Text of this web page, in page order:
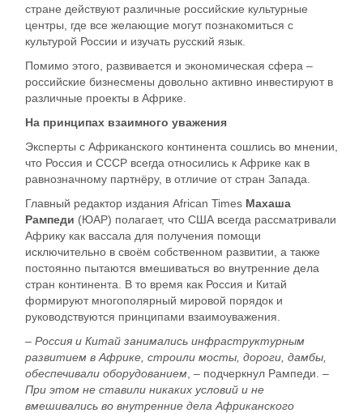
стране действуют различные российские культурные
центры, где все желающие могут познакомиться с
культурой России и изучать русский язык.
Помимо этого, развивается и экономическая сфера –
российские бизнесмены довольно активно инвестируют в
различные проекты в Африке.
На принципах взаимного уважения
Эксперты с Африканского континента сошлись во мнении,
что Россия и СССР всегда относились к Африке как в
равнозначному партнёру, в отличие от стран Запада.
Главный редактор издания African Times Махаша
Рампеди (ЮАР) полагает, что США всегда рассматривали
Африку как вассала для получения помощи
исключительно в своём собственном развитии, а также
постоянно пытаются вмешиваться во внутренние дела
стран континента. В то время как Россия и Китай
формируют многополярный мировой порядок и
руководствуются принципами взаимоуважения.
– Россия и Китай занимались инфраструктурным
развитием в Африке, строили мосты, дороги, дамбы,
обеспечивали оборудованием , – подчеркнул Рампеди. –
При этом не ставили никаких условий и не
вмешивались во внутренние дела Африканского